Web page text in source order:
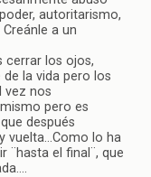
autoritarismo,
a un
cerrar los ojos,
la vida pero los
vez nos
pero es
después
vuelta…Como lo ha
¨hasta el final¨, que